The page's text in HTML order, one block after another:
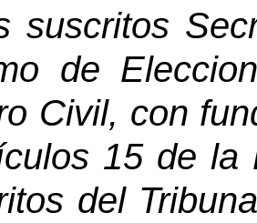
suscritos
de
Civil, con
15 de la
del